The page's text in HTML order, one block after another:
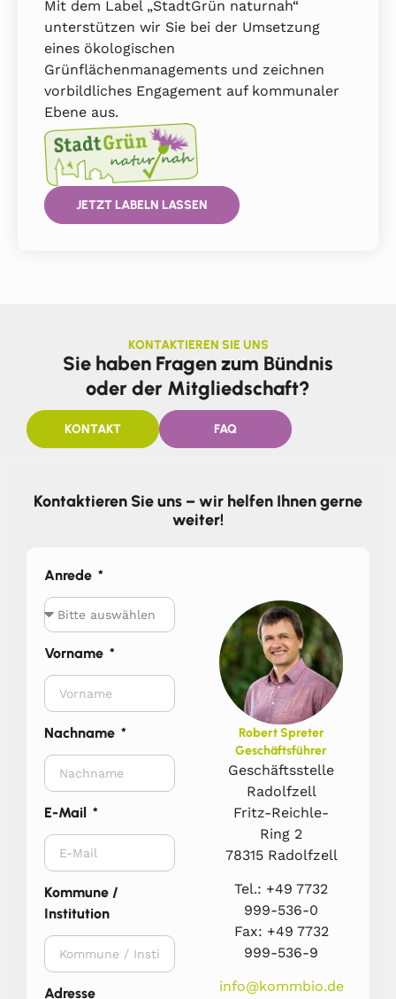
Mit dem Label „StadtGrün naturnah“
unterstützen wir Sie bei der Umsetzung
eines ökologischen
Grünflächenmanagements und zeichnen
vorbildliches Engagement auf kommunaler
Ebene aus.
JETZT LABELN LASSEN
KONTAKTIEREN SIE UNS
Sie haben Fragen zum Bündnis
oder der Mitgliedschaft?
KONTAKT FAQ
Kontaktieren Sie uns – wir helfen Ihnen gerne
weiter!
Anrede
Vorname
Nachname
E-Mail
Kommune /
Institution
Adresse
Robert Spreter
Geschäftsführer
Geschäftsstelle
Radolfzell
Fritz-Reichle-
Ring 2
78315 Radolfzell
Tel.: +49 7732
999-536-0
Fax: +49 7732
999-536-9
info@kommbio.de